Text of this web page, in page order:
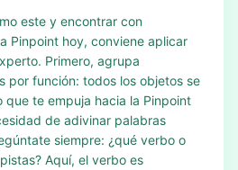
este y encontrar con
Pinpoint hoy, conviene aplicar
Primero, agrupa
por función: todos los objetos se
que te empuja hacia la Pinpoint
de adivinar palabras
siempre: ¿qué verbo o
Aquí, el verbo es